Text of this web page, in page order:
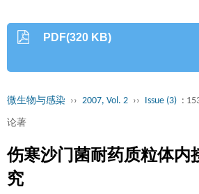
PDF(320 KB)
微生物与感染 ›› 2007, Vol. 2 ›› Issue (3) :
论著
伤寒沙门菌耐药质粒体内
究